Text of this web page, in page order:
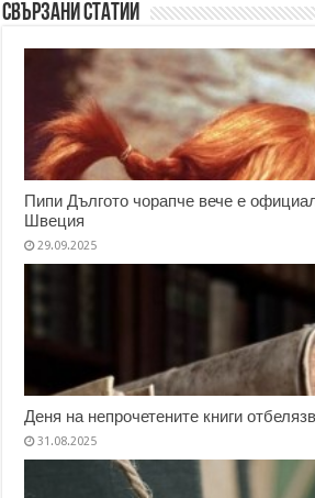
Свързани статии
Пипи Дългото чорапче вече е
Швеция
29.09.2025
Деня на непрочетените книги
31.08.2025